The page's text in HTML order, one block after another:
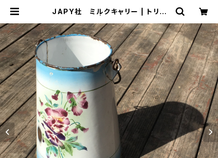
JAPY社 ミルクキャリー | トリノ
イクルショップ・古着